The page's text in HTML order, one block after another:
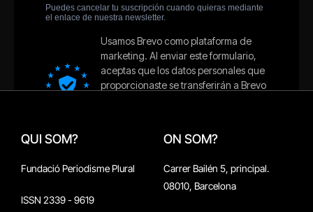
QUI SOM?
Fundació Periodisme Plural
ISSN 2339 - 9619
ON SOM?
Carrer Bailén 5, principal.
08010, Barcelona